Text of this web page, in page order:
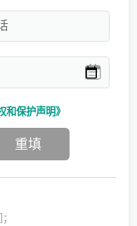
和保护声明》